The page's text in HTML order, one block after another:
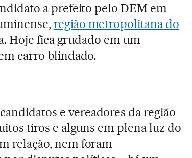
a prefeito pelo DEM em
região metropolitana do
Hoje fica grudado em um
carro blindado.
e vereadores da região
tiros e alguns em plena luz do
relação, nem foram